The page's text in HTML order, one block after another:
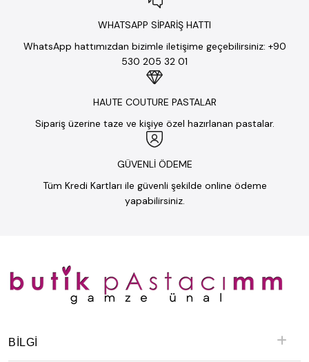
WHATSAPP SİPARİŞ HATTI
WhatsApp hattımızdan bizimle iletişime geçebilirsiniz: +90
530 205 32 01
HAUTE COUTURE PASTALAR
Sipariş üzerine taze ve kişiye özel hazırlanan pastalar.
GÜVENLİ ÖDEME
Tüm Kredi Kartları ile güvenli şekilde online ödeme
yapabilirsiniz.
BILGI